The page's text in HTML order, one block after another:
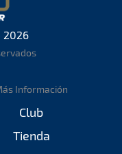
2026
Información
Club
Tienda